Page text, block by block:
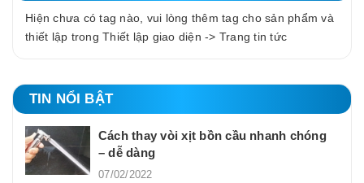
Hiện chưa có tag nào, vui lòng thêm tag cho sản phẩm và
thiết lập trong Thiết lập giao diện -> Trang tin tức
TIN NỔI BẬT
Cách thay vòi xịt bồn cầu nhanh chóng
– dễ dàng
07/02/2022